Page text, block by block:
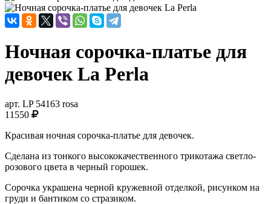
Ночная сорочка-платье для
девочек La Perla
арт. LP 54163 rosa
11550
Красивая ночная сорочка-платье для девочек.
Сделана из тонкого высококачественного трикотажа светло-
розового цвета в черный горошек.
Сорочка украшена черной кружевной отделкой, рисунком на
груди и бантиком со стразиком.